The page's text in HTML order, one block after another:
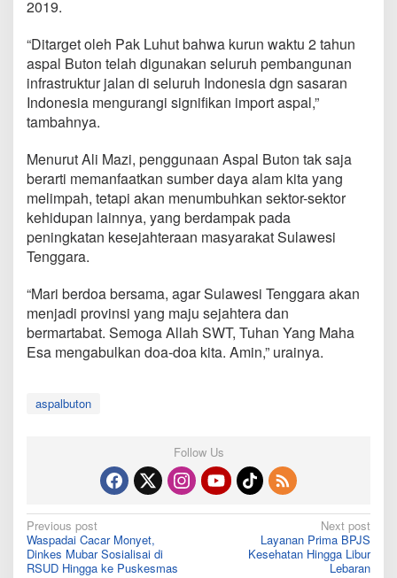
2019.
“Ditarget oleh Pak Luhut bahwa kurun waktu 2 tahun
aspal Buton telah digunakan seluruh pembangunan
infrastruktur jalan di seluruh Indonesia dgn sasaran
Indonesia mengurangi signifikan import aspal,”
tambahnya.
Menurut Ali Mazi, penggunaan Aspal Buton tak saja
berarti memanfaatkan sumber daya alam kita yang
melimpah, tetapi akan menumbuhkan sektor-sektor
kehidupan lainnya, yang berdampak pada
peningkatan kesejahteraan masyarakat Sulawesi
Tenggara.
“Mari berdoa bersama, agar Sulawesi Tenggara akan
menjadi provinsi yang maju sejahtera dan
bermartabat. Semoga Allah SWT, Tuhan Yang Maha
Esa mengabulkan doa-doa kita. Amin,” urainya.
aspalbuton
Follow Us
Post
navigation
Previous post
Waspadai Cacar Monyet,
Dinkes Mubar Sosialisai di
RSUD Hingga ke Puskesmas
Next post
Layanan Prima BPJS
Kesehatan Hingga Libur
Lebaran